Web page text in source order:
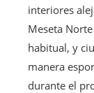
interiores
Meseta
habitual, y
manera
durante el